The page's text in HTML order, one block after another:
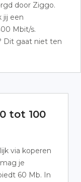
door Ziggo.
jij een
Mbit/s.
Dit gaat niet ten
tot 100
via koperen
je
60 Mb. In